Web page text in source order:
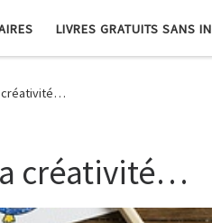
LIVRES GRATUITS SANS
créativité…
créativité…